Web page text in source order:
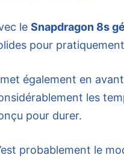
le Snapdragon 8s
pour
également en
les
pour durer.
probablement le